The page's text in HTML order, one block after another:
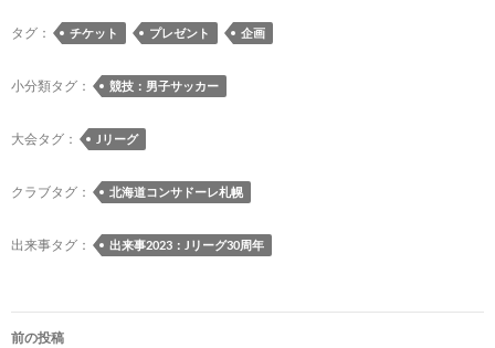
e
b
o
o
k
es
k
y
e
a
ds
to
d
e
n
タグ： チケット プレゼント 企画
小分類タグ： 競技：男子サッカー
大会タグ： Jリーグ
クラブタグ： 北海道コンサドーレ札幌
出来事タグ： 出来事2023：Jリーグ30周年
投
前の投稿